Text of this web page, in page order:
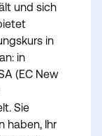
und sich
in
in
(EC New
Sie
haben, Ihr